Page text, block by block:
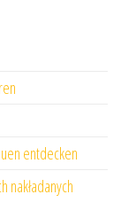
entdecken